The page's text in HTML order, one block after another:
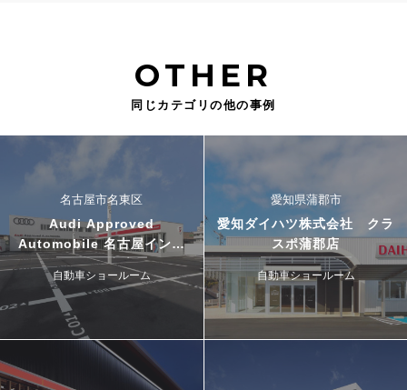
OTHER
同じカテゴリの他の事例
名古屋市名東区
Audi Approved
Automobile 名古屋インタ
ー・ドゥカティ名古屋イース
ト
自動車ショールーム
愛知県蒲郡市
愛知ダイハツ株式会社 クラ
スポ蒲郡店
自動車ショールーム